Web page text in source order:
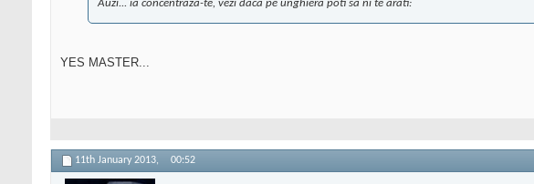
Auzi... ia concentraza-te, vezi daca pe unghiera poti sa ni te arati:
YES MASTER...
11th January 2013, 00:52